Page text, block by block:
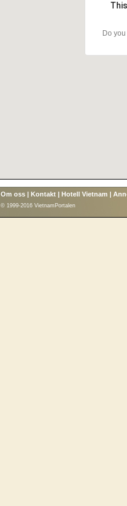
Do
Om oss | Kontakt | Hotell Vietnam |
© 1999-2016 VietnamPortalen